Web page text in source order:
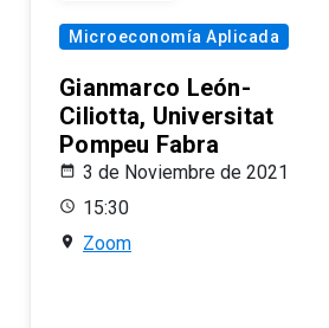
Microeconomía Aplicada
Gianmarco León-
Ciliotta, Universitat
Pompeu Fabra
3 de Noviembre de 2021
15:30
Zoom